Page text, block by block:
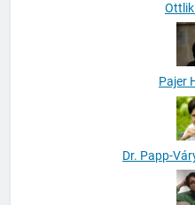
Pajer
Dr. Papp-